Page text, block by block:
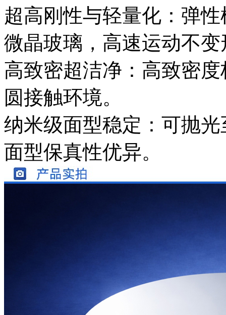
超高刚性与轻量化：弹性
微晶玻璃，高速运动不变
高致密超洁净：高致密
圆接触环境。
纳米级面型稳定：可抛光
面型保真性优异。